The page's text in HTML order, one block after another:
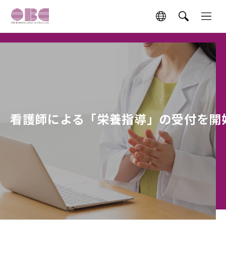
看護師による「栄養指導」の受付を開